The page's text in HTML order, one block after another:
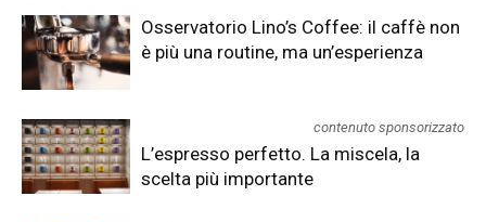
Osservatorio Lino’s Coffee: il caffè non
è più una routine, ma un’esperienza
contenuto sponsorizzato
L’espresso perfetto. La miscela, la
scelta più importante